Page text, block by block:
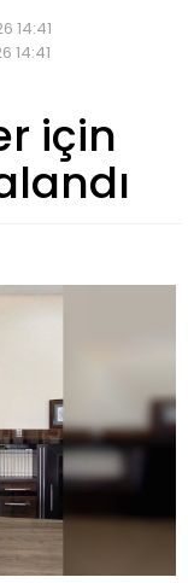
14:41
14:41
için